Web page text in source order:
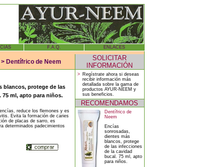
F.A.Q. ENLACES
> Dentífrico de Neem
blancos, protege de las
ml, apto para niños.
reduce los flemones y es
Evita la formación de caries
de placas de sarro, es
determinados padecimientos
SOLICITAR
INFORMACIÓN
>
Regístrate ahora si deseas
recibir información más
detallada sobre la gama de
productos AYUR-NEEM y
sus beneficios.
RECOMENDAMOS
Dentífrico de
Neem
Encías
sonrosadas,
dientes más
blancos, protege
de las infecciones
de la cavidad
bucal. 75 ml, apto
para niños.